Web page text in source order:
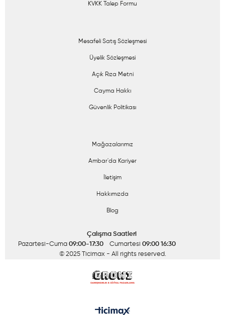
KVKK Talep Formu
Mesafeli Satış Sözleşmesi
Üyelik Sözleşmesi
Açık Rıza Metni
Cayma Hakkı
Güvenlik Politikası
Mağazalarımız
Ambar'da Kariyer
İletişim
Hakkımızda
Blog
Çalışma Saatleri
Pazartesi-Cuma 09:00-17:30 Cumartesi 09:00 16:30
© 2025 Ticimax - All rights reserved.